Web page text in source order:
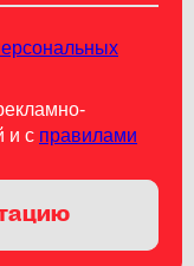
и с правилами